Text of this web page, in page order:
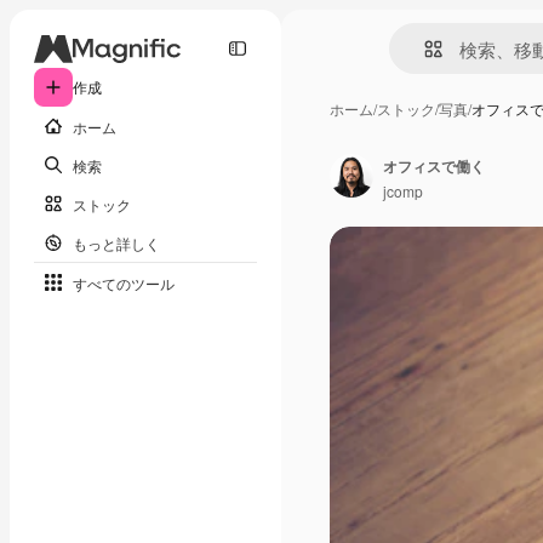
作成
ホーム
検索
ストック
もっと詳しく
すべてのツール
ホーム/ストック/写真/オフィス
オフィスで働く
jcomp